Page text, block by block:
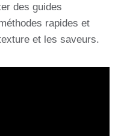
des guides
rapides et
et les saveurs.